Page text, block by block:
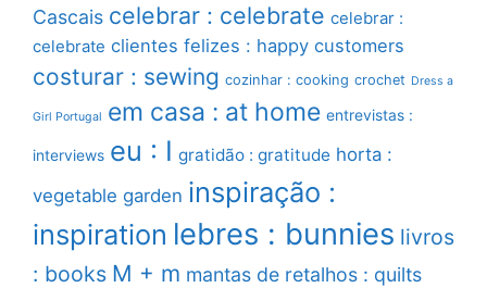
Cascais celebrar : celebrate celebrar :
celebrate clientes felizes : happy customers
costurar : sewing cozinhar : cooking crochet Dress a
Girl Portugal em casa : at home entrevistas :
interviews eu : I gratidão : gratitude horta :
vegetable garden inspiração :
inspiration lebres : bunnies livros
: books M + m mantas de retalhos : quilts